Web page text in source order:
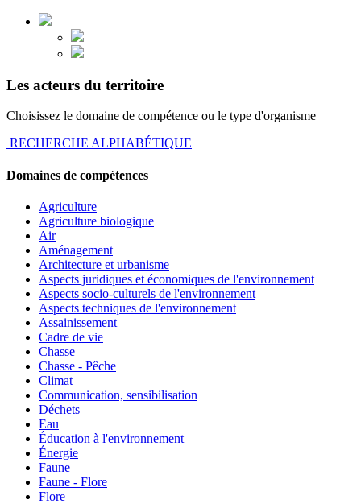
Les acteurs du territoire
Choisissez le domaine de compétence ou le type d'organisme
RECHERCHE ALPHABÉTIQUE
Domaines de compétences
Agriculture
Agriculture biologique
Air
Aménagement
Architecture et urbanisme
Aspects juridiques et économiques de l'environnement
Aspects socio-culturels de l'environnement
Aspects techniques de l'environnement
Assainissement
Cadre de vie
Chasse
Chasse - Pêche
Climat
Communication, sensibilisation
Déchets
Eau
Éducation à l'environnement
Énergie
Faune
Faune - Flore
Flore